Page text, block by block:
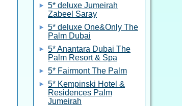
5* deluxe Jumeirah
Zabeel Saray
5* deluxe One&Only The
Palm Dubai
5* Anantara Dubai The
Palm Resort & Spa
5* Fairmont The Palm
5* Kempinski Hotel &
Residences Palm
Jumeirah